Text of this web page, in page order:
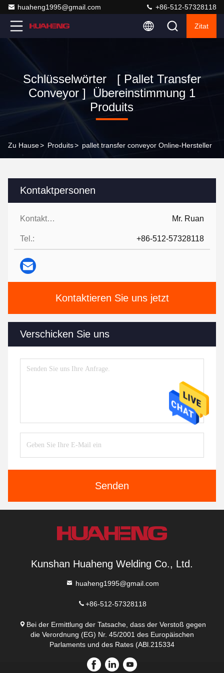
huaheng1995@gmail.com +86-512-57328118
Zitat
Schlüsselwörter [ Pallet Transfer
Conveyor ] Übereinstimmung 1
Produits
Zu Hause> Produits> pallet transfer conveyor Online-Hersteller
Kontaktpersonen
Kontaktpersonen: Mr. Ruan
Tel.: +86-512-57328118
Kontaktieren Sie uns jetzt
Verschicken Sie uns
Senden
Kunshan Huaheng Welding Co., Ltd.
huaheng1995@gmail.com
+86-512-57328118
Bei der Ermittlung der Tatsache, dass der Verstoß gegen
die Verordnung (EG) Nr. 45/2001 des Europäischen
Parlaments und des Rates (ABl.215334